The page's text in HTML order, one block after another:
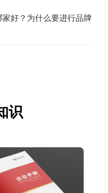
好？为什么要进行品牌
识